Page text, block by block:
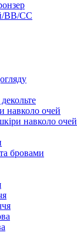
BB/CC
навколо очей
навколо очей
бровами